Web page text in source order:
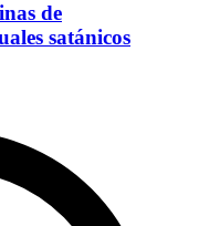
de
satánicos